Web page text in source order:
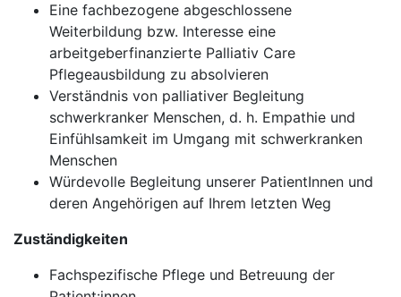
Eine fachbezogene abgeschlossene
Weiterbildung bzw. Interesse eine
arbeitgeberfinanzierte Palliativ Care
Pflegeausbildung zu absolvieren
Verständnis von palliativer Begleitung
schwerkranker Menschen, d. h. Empathie und
Einfühlsamkeit im Umgang mit schwerkranken
Menschen
Würdevolle Begleitung unserer PatientInnen und
deren Angehörigen auf Ihrem letzten Weg
Zuständigkeiten
Fachspezifische Pflege und Betreuung der